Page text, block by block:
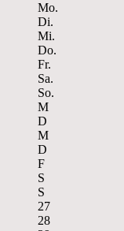
Mo.
Di.
Mi.
Do.
Fr.
Sa.
So.
M
D
M
D
F
S
S
27
28